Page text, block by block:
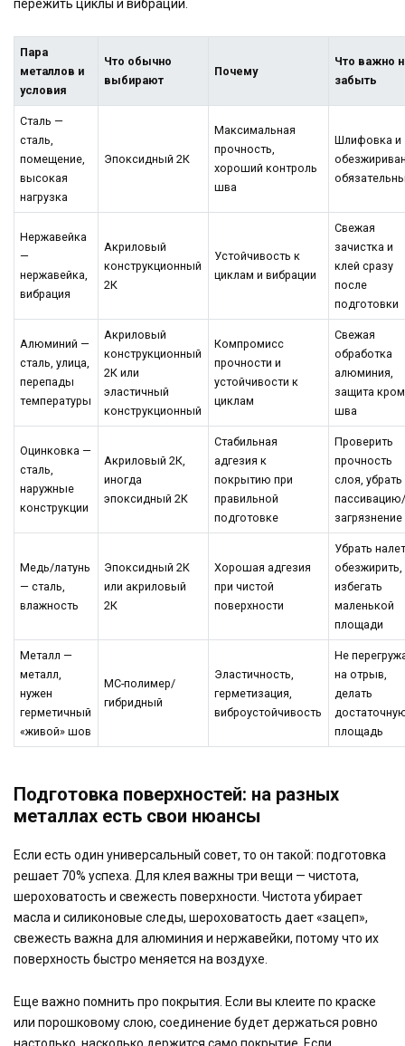
пережить циклы и вибрации.
Пара
металлов и
условия
Что обычно
выбирают
Почему
Что важно
забыть
Сталь —
сталь,
помещение,
высокая
нагрузка
Эпоксидный 2К
Максимальная
прочность,
хороший контроль
шва
Шлифовка и
Нержавейка
—
нержавейка,
вибрация
Акриловый
конструкционный
2К
Устойчивость к
циклам и вибрации
Свежая
зачистка и
клей сразу
после
подготовки
Алюминий —
сталь, улица,
перепады
температуры
Акриловый
конструкционный
2К или
эластичный
конструкционный
Компромисс
прочности и
устойчивости к
циклам
Свежая
обработка
алюминия,
защита
шва
Оцинковка —
сталь,
наружные
конструкции
Акриловый 2К,
иногда
эпоксидный 2К
Стабильная
адгезия к
покрытию при
правильной
подготовке
Проверить
прочность
слоя, убрать
загрязнение
Медь/латунь
— сталь,
влажность
Эпоксидный 2К
или акриловый
2К
Хорошая адгезия
при чистой
поверхности
Убрать
обезжирить,
избегать
маленькой
площади
Металл —
металл,
нужен
герметичный
«живой» шов
МС-полимер/
гибридный
Эластичность,
герметизация,
виброустойчивость
Не
на отрыв,
делать
площадь
Подготовка поверхностей: на разных
металлах есть свои нюансы
Если есть один универсальный совет, то он такой: подготовка
решает 70% успеха. Для клея важны три вещи — чистота,
шероховатость и свежесть поверхности. Чистота убирает
масла и силиконовые следы, шероховатость дает «зацеп»,
свежесть важна для алюминия и нержавейки, потому что их
поверхность быстро меняется на воздухе.
Еще важно помнить про покрытия. Если вы клеите по краске
или порошковому слою, соединение будет держаться ровно